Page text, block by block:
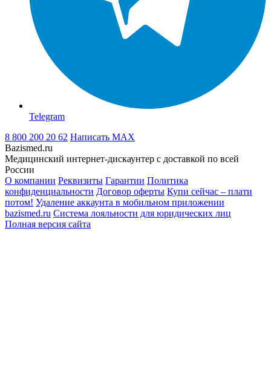
Telegram
8 800 200 20 62 Написать MAX
Bazismed.ru
Медицинский интернет-дискаунтер с доставкой по всей
России
О компании Реквизиты Гарантии Политика
конфиденциальности Договор оферты Купи сейчас – плати
потом! Удаление аккаунта в мобильном приложении
bazismed.ru Система лояльности для юридических лиц
Полная версия сайта